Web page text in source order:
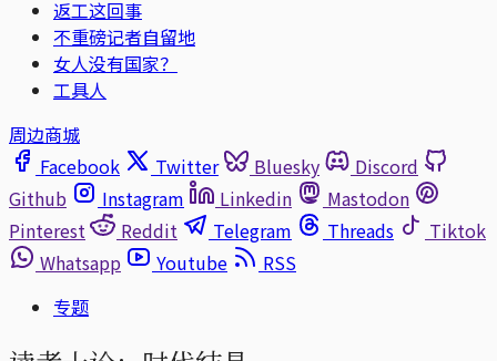
返工这回事
不重磅记者自留地
女人没有国家？
工具人
周边商城
Facebook
Twitter Bluesky
Discord
Github
Instagram Linkedin
Mastodon
Pinterest
Reddit Telegram Threads
Tiktok
Whatsapp
Youtube
RSS
专题